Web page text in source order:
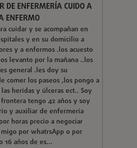
DE ENFERMERÍA CUIDO A
ENFERMO
cuidar y se acompañan en
y en su domicilio a
y a enfermos .los acuesto
levanto por la mañana ..los
general .les doy su
comer los paseos ,los pongo a
heridas y úlceras ect.. Soy
tengo 42 años y soy
y auxiliar de enfermería
horas precio a negociar
por whatrsApp o por
años de es...